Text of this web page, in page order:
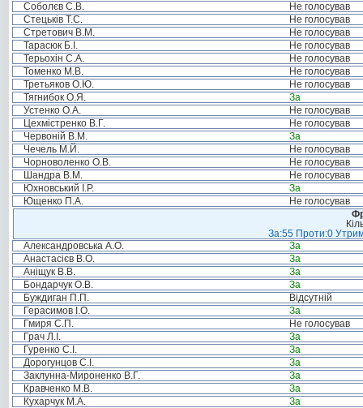
Соболєв С.В.
Не голосував
Стецьків Т.С.
Не голосував
Стретович В.М.
Не голосував
Тарасюк Б.І.
Не голосував
Терьохін С.А.
Не голосував
Томенко М.В.
Не голосував
Третьяков О.Ю.
Не голосував
Тягнибок О.Я.
За
Устенко О.А.
Не голосував
Цехмістренко В.Г.
Не голосував
Червоній В.М.
За
Чечель М.Й.
Не голосував
Чорноволенко О.В.
Не голосував
Шандра В.М.
Не голосував
Юхновський І.Р.
За
Ющенко П.А.
Не голосував
За:55 Проти:0
Александровська А.О.
За
Анастасієв В.О.
За
Аніщук В.В.
За
Бондарчук О.В.
За
Буждиган П.П.
Відсутній
Герасимов І.О.
За
Гмиря С.П.
Не голосував
Грач Л.І.
За
Гуренко С.І.
За
Дорогунцов С.І.
За
Заклунна-Мироненко В.Г.
За
Кравченко М.В.
За
Кухарчук М.А.
За